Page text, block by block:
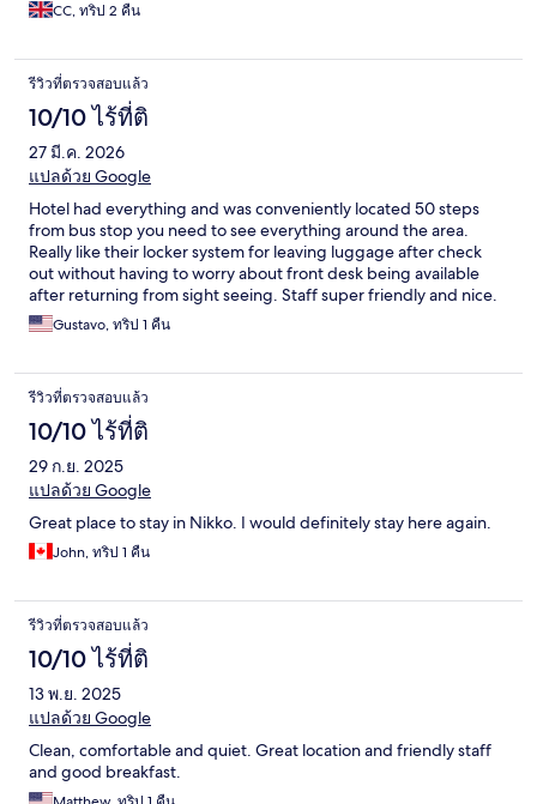
CC, ทริป 2 คืน
รีวิวที่ตรวจสอบแล้ว
10/10 ไร้ที่ติ
27 มี.ค. 2026
แปลด้วย Google
Hotel had everything and was conveniently located 50 steps
from bus stop you need to see everything around the area.
Really like their locker system for leaving luggage after check
out without having to worry about front desk being available
after returning from sight seeing. Staff super friendly and nice.
Gustavo, ทริป 1 คืน
รีวิวที่ตรวจสอบแล้ว
10/10 ไร้ที่ติ
29 ก.ย. 2025
แปลด้วย Google
Great place to stay in Nikko. I would definitely stay here again.
John, ทริป 1 คืน
รีวิวที่ตรวจสอบแล้ว
10/10 ไร้ที่ติ
13 พ.ย. 2025
แปลด้วย Google
Clean, comfortable and quiet. Great location and friendly staff
and good breakfast.